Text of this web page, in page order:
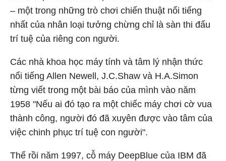
– một trong những trò chơi chiến thuật nổi tiếng
nhất của nhân loại tưởng chừng chỉ là sàn thi đấu
trí tuệ của riêng con người.
Các nhà khoa học máy tính và tâm lý nhận thức
nổi tiếng Allen Newell, J.C.Shaw và H.A.Simon
từng viết trong một bài báo của mình vào năm
1958 "Nếu ai đó tạo ra một chiếc máy chơi cờ vua
thành công, người đó đã xuyên được vào tâm của
việc chinh phục trí tuệ con người".
Thế rồi năm 1997, cỗ máy DeepBlue của IBM đã